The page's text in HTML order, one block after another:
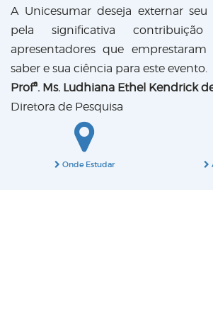
A Unicesumar deseja externar
pela significativa
apresentadores que
saber e sua ciência para este evento.
Profª. Ms. Ludhiana Ethel Kendrick
Diretora de Pesquisa
Onde Estudar